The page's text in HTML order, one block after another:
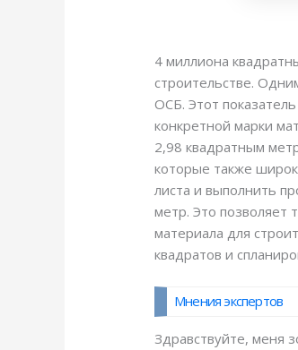
4 миллиона
строительстве.
ОСБ. Этот
конкретной марки
2,98 квадратным
которые также
листа и выполнить
метр. Это позволяет
материала для
квадратов и
Мнения экспертов
Здравствуйте, меня